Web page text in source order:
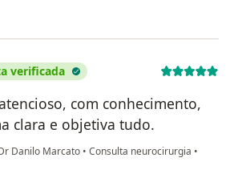
verificada
com conhecimento,
clara e objetiva tudo.
Danilo Marcato • Consulta neurocirurgia •